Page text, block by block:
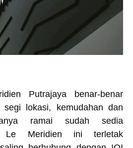
Putrajaya benar-benar
lokasi, kemudahan dan
ramai sudah sedia
Le Meridien ini terletak